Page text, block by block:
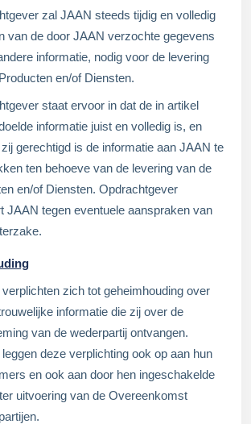
zal JAAN steeds tijdig en volledig
van de door JAAN verzochte gegevens
informatie, nodig voor de levering
en/of Diensten.
staat ervoor in dat de in artikel
informatie juist en volledig is, en
gerechtigd is de informatie aan JAAN te
ten behoeve van de levering van de
en/of Diensten. Opdrachtgever
JAAN tegen eventuele aanspraken van
verplichten zich tot geheimhouding over
informatie die zij over de
van de wederpartij ontvangen.
leggen deze verplichting ook op aan hun
en ook aan door hen ingeschakelde
uitvoering van de Overeenkomst